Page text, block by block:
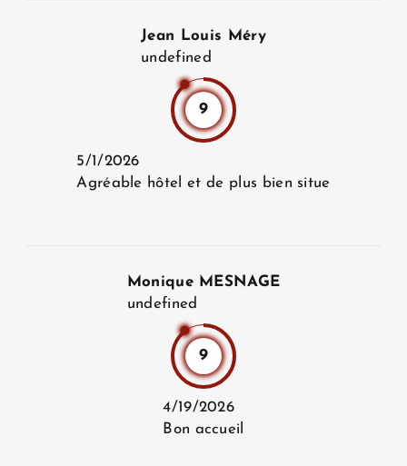
Jean Louis Méry
undefined
9
5/1/2026
Agréable hôtel et de plus bien situe
Monique MESNAGE
undefined
9
4/19/2026
Bon accueil